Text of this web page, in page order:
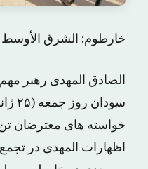
خارطوم: الشرق الأوسط
الصادق المهدی رهبر
خواسته های معترضان تن
اظهارات المهدی در